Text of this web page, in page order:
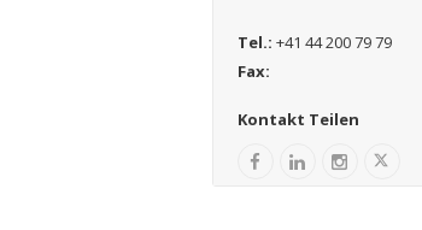
Tel.: +41 44 200 79 79
Fax:
Kontakt Teilen